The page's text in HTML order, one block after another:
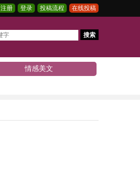
注册 登录 投稿流程 在线投稿
搜索
情感美文